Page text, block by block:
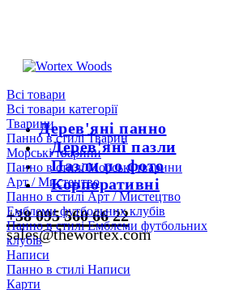
Дерев'яні панно
Дерев'яні пазли
Пазли по фото
Корпоративні
+38 095 560 66 22
sales@thewortex.com
Всі товари
Всі товари категорії
Тварини
Панно в стилі Тварин
Морські тварини
Панно в стилі Морські тварини
Арт / Мистецтво
Панно в стилі Арт / Мистецтво
Емблеми футбольних клубів
Панно в стилі Емблеми футбольних
клубів
Написи
Панно в стилі Написи
Карти